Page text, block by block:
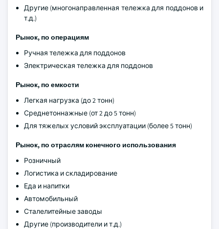
Другие (многонаправленная тележка для поддонов и
т.д.)
Рынок, по операциям
Ручная тележка для поддонов
Электрическая тележка для поддонов
Рынок, по емкости
Легкая нагрузка (до 2 тонн)
Среднетоннажные (от 2 до 5 тонн)
Для тяжелых условий эксплуатации (более 5 тонн)
Рынок, по отраслям конечного использования
Розничный
Логистика и складирование
Еда и напитки
Автомобильный
Сталелитейные заводы
Другие (производители и т.д.)